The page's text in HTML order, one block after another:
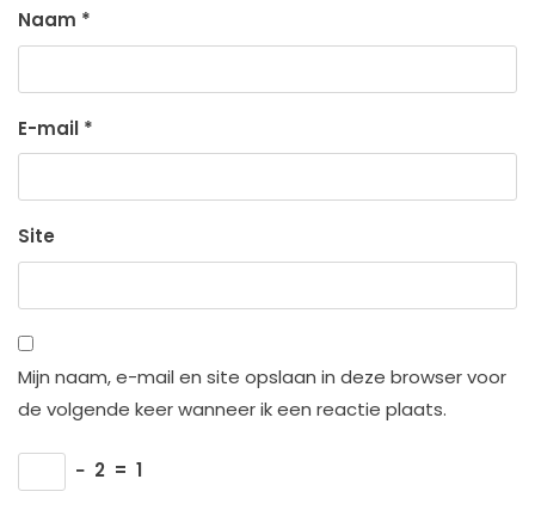
Naam *
E-mail *
Site
Mijn naam, e-mail en site opslaan in deze browser voor
de volgende keer wanneer ik een reactie plaats.
− 2 = 1